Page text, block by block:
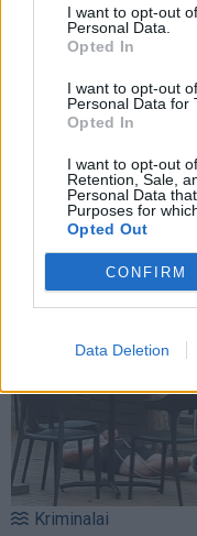
I want to opt-out
Personal Data.
Opted In
I want to opt-out
Personal Data for
Opted In
I want to opt-out
Retention, Sale,
Personal Data
Purposes for
Opted Out
CONFIRM
Data Deletion
Kriminalai